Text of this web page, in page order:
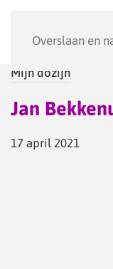
Overslaan en
Mijn dozijn
Jan
17 april 2021